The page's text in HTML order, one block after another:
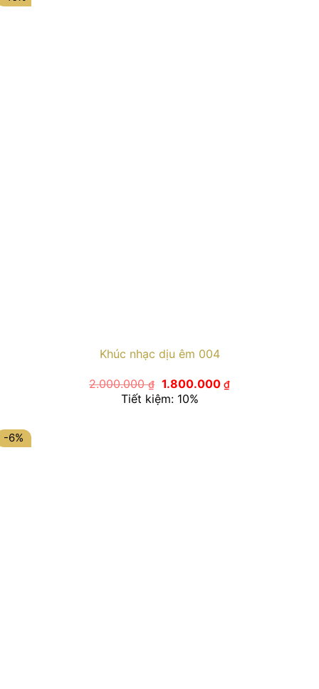
Khúc nhạc dịu êm 004
2.000.000₫ Giá
gốc
là:
1.800.000 ₫Giá
hiện
Tiết kiệm: 10%
-6%